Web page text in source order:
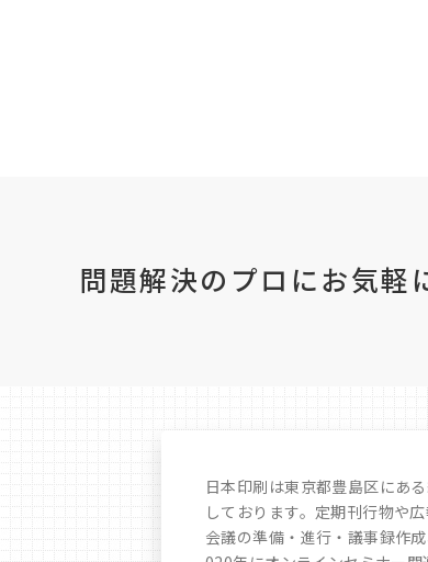
問題解決のプロにお気軽
日本印刷は東京都豊島区にあ
しております。定期刊行物や
会議の準備・進行・議事録作